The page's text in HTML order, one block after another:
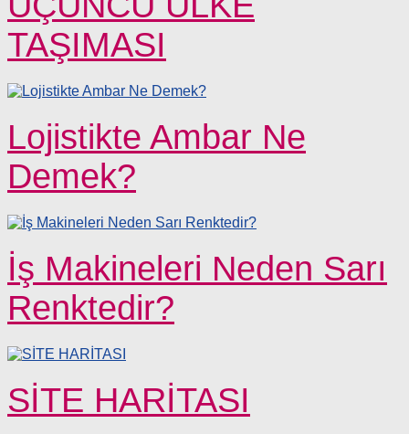
TAŞIMASI
Lojistikte Ambar Ne
Demek?
İş Makineleri Neden Sarı
Renktedir?
SİTE HARİTASI